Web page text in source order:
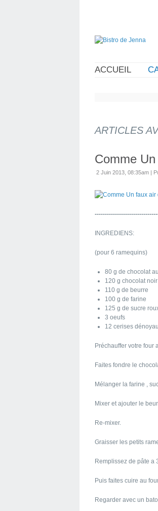
ACCUEIL
ARTICLES
Comme
2 Juin 2013, 08:35am |
INGREDIENS:
(pour 6 ramequins)
80 g de chocolat
120 g chocolat
110 g de beurre
100 g de farine
125 g de sucre
3 oeufs
12 cerises
Préchauffer votre four
Faites fondre le
Mélanger la farine ,
Mixer et ajouter le
Re-mixer.
Graisser les petits
Remplissez de pâte a
Puis faites cuire au
Regarder avec un